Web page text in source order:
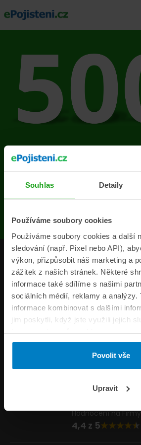
Souhlas Detaily
Používáme soubory cookies
Používáme soubory cookies a další
sledování (např. Pixel nebo API),
výkon, přizpůsobit náš marketing a
zážitek z našich stránek. Některé
informace také sdílíme s našimi
sociálních médií, reklamy a analýzy.
informace kombinovat s dalšími
jim poskytli, když jste využili jejich
tomu prosím svůj souhlas.
Povolit vše
Upravit
Na stránce se
chyba
Produkty
Pojišťovny
Informace
ePojisteni.cz
Formuláře
Napište nám
Hodnocení na
4,4 z 5